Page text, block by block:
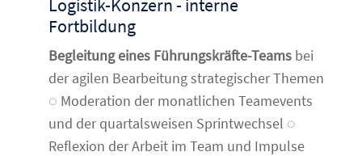
Logistik-Konzern - interne
Fortbildung
Begleitung eines Führungskräfte-Teams bei
der agilen Bearbeitung strategischer Themen
◌ Moderation der monatlichen Teamevents
und der quartalsweisen Sprintwechsel ◌
Reflexion der Arbeit im Team und Impulse